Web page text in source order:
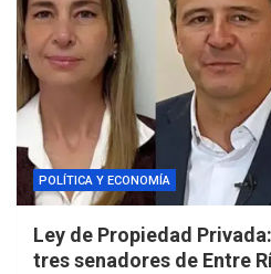
POLÍTICA Y ECONOMÍA
Ley de Propiedad
tres senadores de Entre